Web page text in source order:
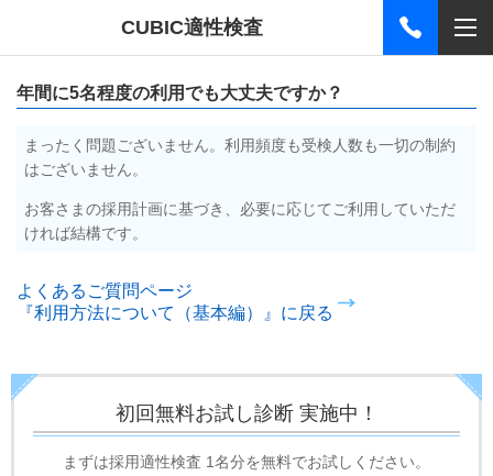
CUBIC適性検査
年間に5名程度の利用でも大丈夫ですか？
まったく問題ございません。 利用頻度も受検人数も一切の制約
はございません。
お客さまの採用計画に基づき、必要に応じてご利用していただ
ければ結構です。
よくあるご質問ページ
『利用方法について（基本編）』に戻る
初回無料お試し診断 実施中！
まずは採用適性検査 1名分を無料でお試しください。